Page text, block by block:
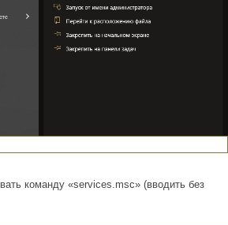
команду «services.msc» (вводить без